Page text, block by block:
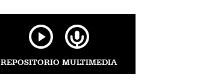
REPOSITORIO MULTIMEDIA